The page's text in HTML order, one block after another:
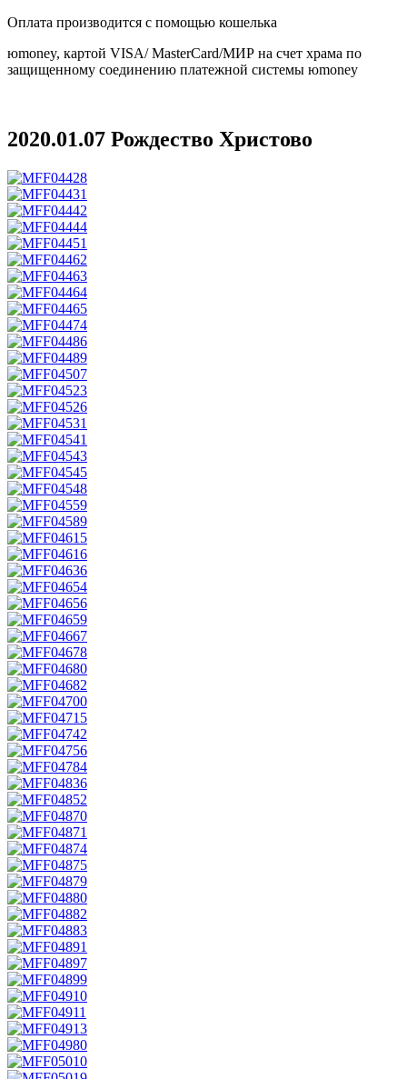
Оплата производится с помощью кошелька
юmoney, картой VISA/ MasterCard/МИР на счет храма по
защищенному соединению платежной системы юmoney
2020.01.07 Рождество Христово